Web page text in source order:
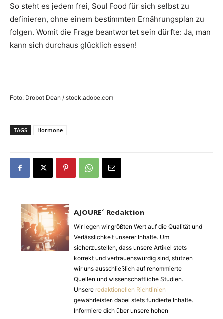
So steht es jedem frei, Soul Food für sich selbst zu
definieren, ohne einem bestimmten Ernährungsplan zu
folgen. Womit die Frage beantwortet sein dürfte: Ja, man
kann sich durchaus glücklich essen!
Foto: Drobot Dean / stock.adobe.com
TAGS Hormone
AJOURE´ Redaktion
Wir legen wir größten Wert auf die Qualität und
Verlässlichkeit unserer Inhalte. Um
sicherzustellen, dass unsere Artikel stets
korrekt und vertrauenswürdig sind, stützen
wir uns ausschließlich auf renommierte
Quellen und wissenschaftliche Studien.
Unsere redaktionellen Richtlinien
gewährleisten dabei stets fundierte Inhalte.
Informiere dich über unsere hohen